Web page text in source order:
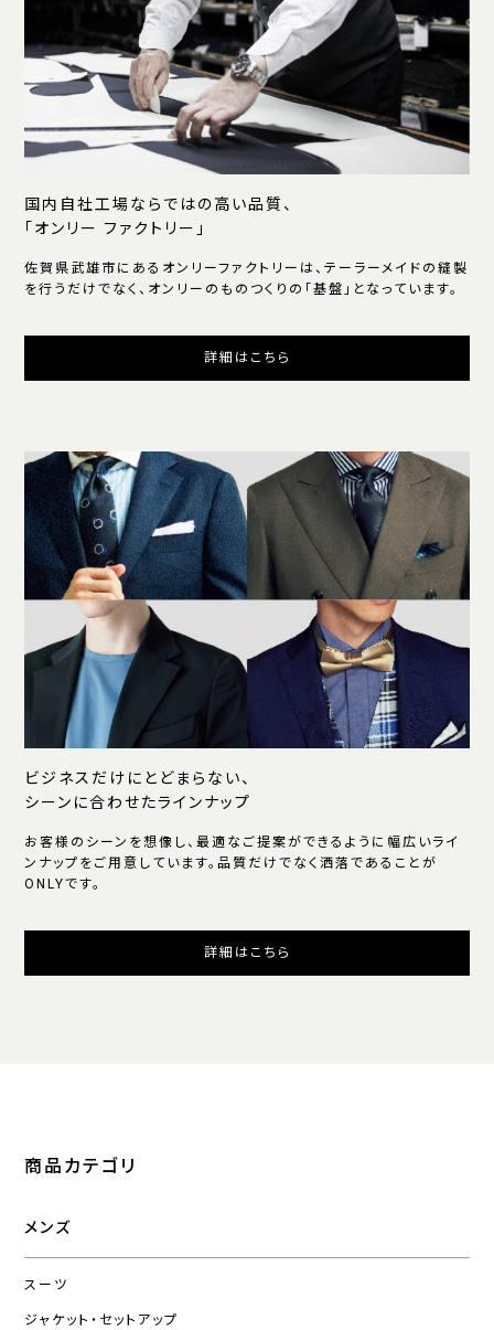
国内自社工場ならではの高い品質、
「オンリー ファクトリー」
佐賀県武雄市にあるオンリーファクトリーは、テーラーメイドの縫製
を行うだけでなく、オンリーのものつくりの「基盤」となっています。
詳細はこちら
ビジネスだけにとどまらない、
シーンに合わせたラインナップ
お客様のシーンを想像し、最適なご提案ができるように幅広いライ
ンナップをご用意しています。品質だけでなく洒落であることが
ONLYです。
詳細はこちら
商品カテゴリ
メンズ
スーツ
ジャケット・セットアップ